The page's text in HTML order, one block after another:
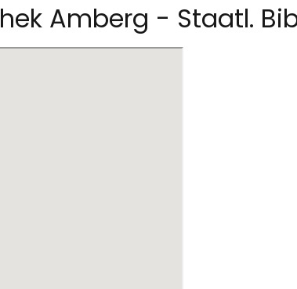
Amberg - Staatl.